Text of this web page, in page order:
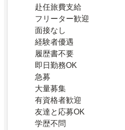
赴任旅費支給
フリーター歓迎
面接なし
経験者優遇
履歴書不要
即日勤務OK
急募
大量募集
有資格者歓迎
友達と応募OK
学歴不問